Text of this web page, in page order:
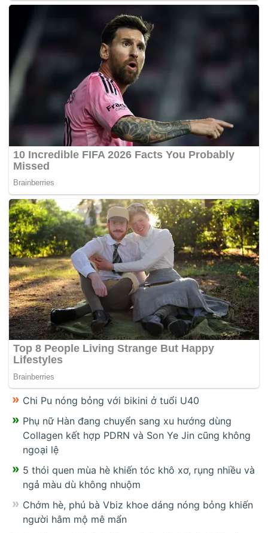
Chi Pu nóng bỏng với bikini ở tuổi U40
Phụ nữ Hàn đang chuyển sang xu hướng dùng
Collagen kết hợp PDRN và Son Ye Jin cũng không
ngoại lệ
5 thói quen mùa hè khiến tóc khô xơ, rụng nhiều và
ngả màu dù không nhuộm
Chớm hè, phú bà Vbiz khoe dáng nóng bỏng khiến
người hâm mộ mê mẩn